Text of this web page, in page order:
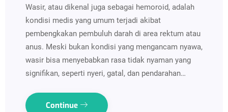
Wasir, atau dikenal juga sebagai hemoroid, adalah
kondisi medis yang umum terjadi akibat
pembengkakan pembuluh darah di area rektum atau
anus. Meski bukan kondisi yang mengancam nyawa,
wasir bisa menyebabkan rasa tidak nyaman yang
signifikan, seperti nyeri, gatal, dan pendarahan…
Continue